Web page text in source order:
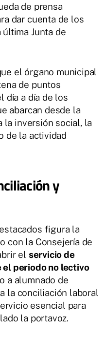
de prensa
dar cuenta de los
Junta de
el órgano municipal
de puntos
día a día de los
abarcan desde la
la inversión social, la
de la actividad
y
figura la
con la Consejería de
el servicio de
periodo no lectivo
a alumnado de
la conciliación laboral
esencial para
la portavoz.